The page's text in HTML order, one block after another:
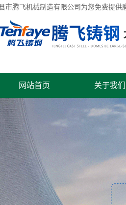
市腾飞机械制造有限公司为您免费提供
网站首页 关于我们